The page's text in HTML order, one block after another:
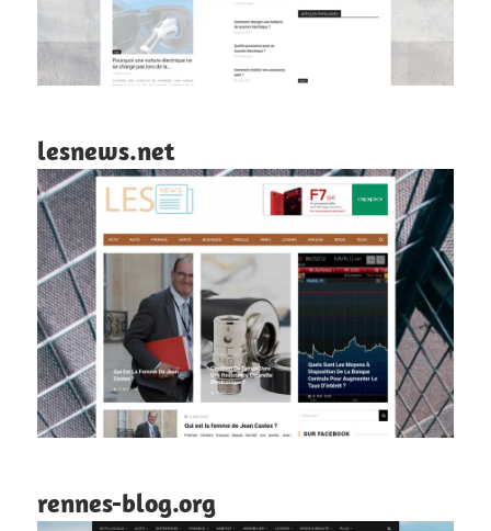
lesnews.net
rennes-blog.org